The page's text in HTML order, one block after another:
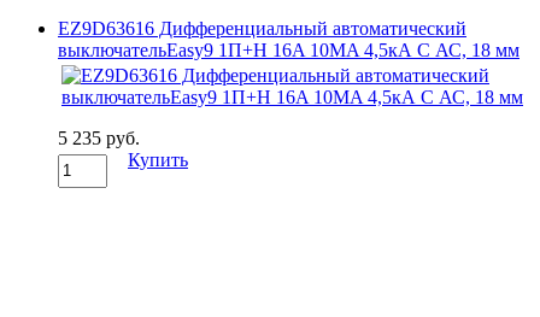
EZ9D63616 Дифференциальный автоматический
выключательEasy9 1П+Н 16A 10MA 4,5кА C АС, 18 мм
5 235 руб.
Купить